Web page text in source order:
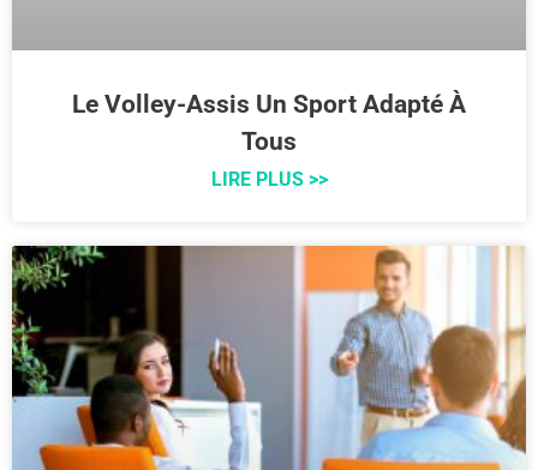
Le Volley-Assis Un Sport Adapté À
Tous
LIRE PLUS >>